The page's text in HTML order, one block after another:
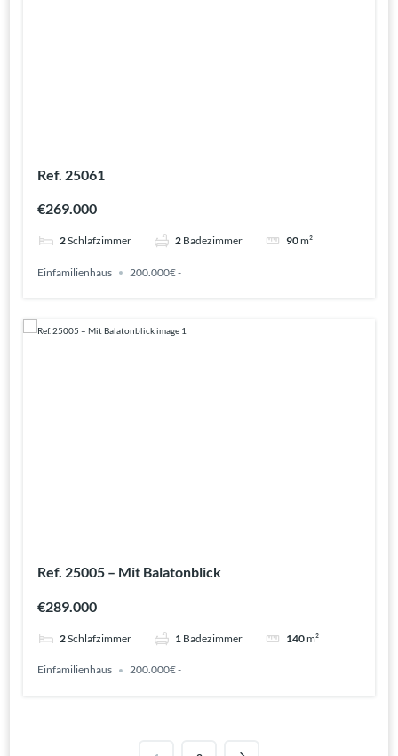
Ref. 25061
€269.000
2Schlafzimmer 2 Badezimmer 90m²
Einfamilienhaus 200.000€ -
Ref. 25005 – Mit Balatonblick
€289.000
2Schlafzimmer 1 Badezimmer 140m²
Einfamilienhaus 200.000€ -